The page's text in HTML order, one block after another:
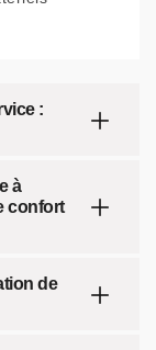
:
à
confort
de